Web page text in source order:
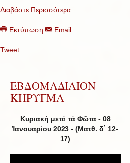
Διαβάστε Περισσότερα
Εκτύπωση Email
Tweet
ΕΒΔΟΜΑΔΙΑΙΟΝ
ΚΗΡΥΓΜΑ
Κυριακή μετά τά Φῶτα - 08
Ἰανουαρίου 2023 -(Ματθ. δ΄ 12-
17)